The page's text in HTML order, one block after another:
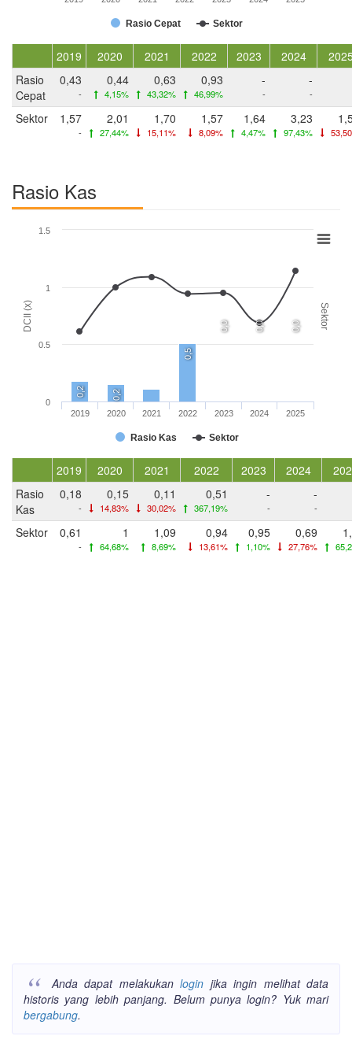
Rasio Cepat Sektor
2019 2020 2021 2022 2023 2024
Rasio
Cepat
0,43
-
0,44
4,15%
0,63
43,32%
0,93
46,99%
-
-
-
-
Sektor 1,57
-
2,01
27,44%
1,70
15,11%
1,57
8,09%
1,64
4,47%
3,23
97,43%
Rasio Kas
DCII (x) Sektor
0,2 0,2
0,5
0,0 0,0 0,0
Rasio Kas Sektor
2019 2020 2021 2022 2023 2024 2025
0
0.5
1
1.5
2019 2020 2021 2022 2023 2024
Rasio
Kas
0,18
-
0,15
14,83%
0,11
30,02%
0,51
367,19%
-
-
-
-
Sektor 0,61
-
1
64,68%
1,09
8,69%
0,94
13,61%
0,95
1,10%
0,69
27,76%
Anda dapat melakukanlogin jika ingin melihat data
historis yang lebih panjang. Belum punya login? Yuk mari
bergabung.